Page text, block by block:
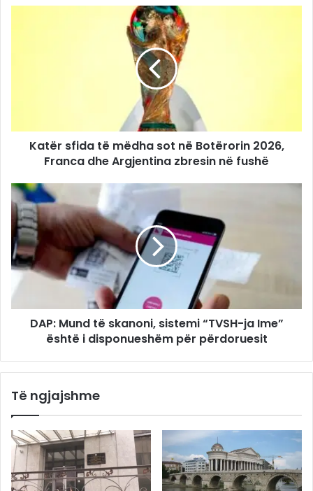
Katër sfida të mëdha sot në Botërorin 2026,
Franca dhe Argjentina zbresin në fushë
DAP: Mund të skanoni, sistemi “TVSH-ja Ime”
është i disponueshëm për përdoruesit
Të ngjajshme